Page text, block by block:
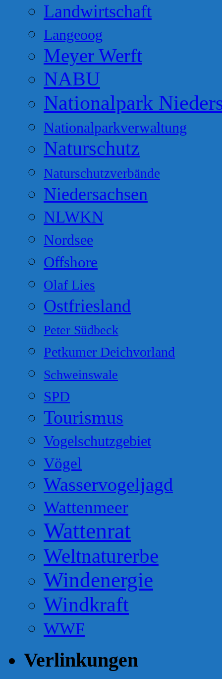
Landwirtschaft
Langeoog
Meyer Werft
NABU
Nationalpark
Nationalparkverwaltung
Naturschutz
Naturschutzverbände
Niedersachsen
NLWKN
Nordsee
Offshore
Olaf Lies
Ostfriesland
Peter Südbeck
Petkumer Deichvorland
Schweinswale
SPD
Tourismus
Vogelschutzgebiet
Vögel
Wasservogeljagd
Wattenmeer
Wattenrat
Weltnaturerbe
Windenergie
Windkraft
WWF
Verlinkungen